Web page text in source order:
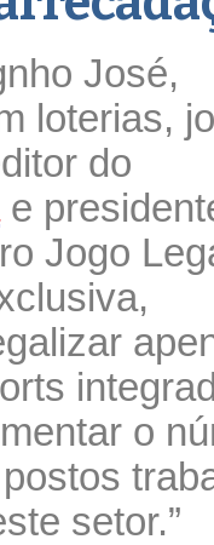
José,
loterias,
do
e
Jogo
o
setor.”